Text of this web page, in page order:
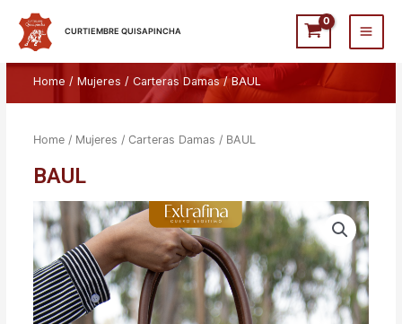
contenido
CURTIEMBRE QUISAPINCHA
Main
Home /Mujeres /Carteras Damas/ BAUL
Home / Mujeres /Carteras Damas / BAUL
BAUL